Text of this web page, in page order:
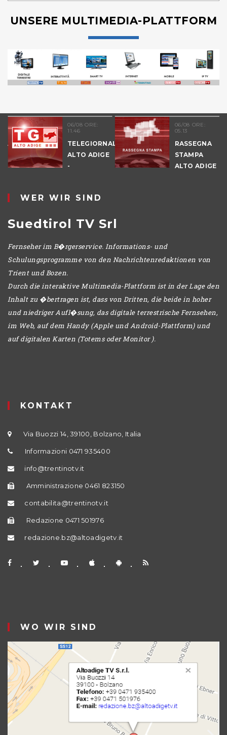
UNSERE MULTIMEDIA-PLATTFORM
06/08 ORE:
11.46
TELEGIORNALE
ALTO ADIGE
-
06/08 ORE:
05.13
RASSEGNA
STAMPA
ALTO ADIGE
WER WIR SIND
Suedtirol TV Srl
Fernseher im B�rgerservice. Informations- und
Schulungsprogramme von den Nachrichtenredaktionen von
Trient und Bozen.
Durch die interaktive Multimedia-Plattform ist in der Lage den
Inhalt zu �bertragen ist, dass von Dritten, die beide in hoher
und niedriger Aufl�sung, das digitale terrestrische Fernsehen,
im Web, auf dem Handy (Apple und Android-Plattform) und
auf digitalen Karten (Totems oder Monitor ).
KONTAKT
Via Buozzi 14, 39100, Bolzano, Italia
Informazioni 0471 935400
info@trentinotv.it
Amministrazione 0461 823150
contabilita@trentinotv.it
Redazione 0471 501976
redazione.bz@altoadigetv.it
WO WIR SIND